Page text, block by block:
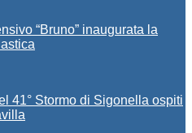
“Bruno” inaugurata la
41° Stormo di Sigonella ospiti